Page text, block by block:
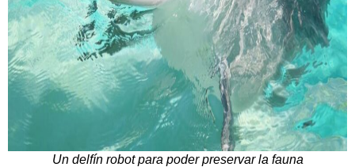
Un delfín robot para poder preservar la fauna